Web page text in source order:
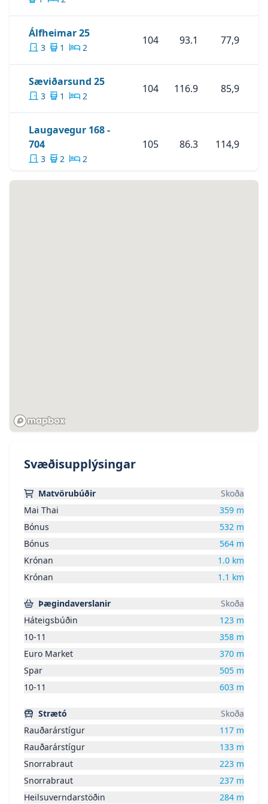
661-6021 eða með tölvupósti á netfangið
Álfheimar 25Skoða Eignina
3 1 2
104 93.1 77,9
Sæviðarsund 25Skoða Eignina
3 1 2
104 116.9 85,9
Laugavegur 168 -
704Skoða Eignina Laugavegur 168 - 704
3 2 2
105 86.3 114,9
Svæðisupplýsingar
Matvörubúðir
Skoða
Mai Thai
359 m
Bónus
532 m
Bónus
564 m
Krónan
1.0 km
Krónan
1.1 km
Þægindaverslanir
Skoða
Háteigsbúðin
123 m
10-11
358 m
Euro Market
370 m
Spar
505 m
10-11
603 m
Strætó
Skoða
Rauðarárstígur
117 m
Rauðarárstígur
133 m
Snorrabraut
223 m
Snorrabraut
237 m
Heilsuverndarstöðin
284 m